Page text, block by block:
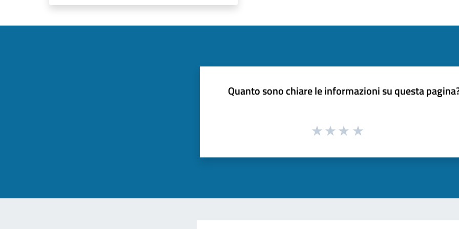
Quanto sono chiare le informazioni su questa